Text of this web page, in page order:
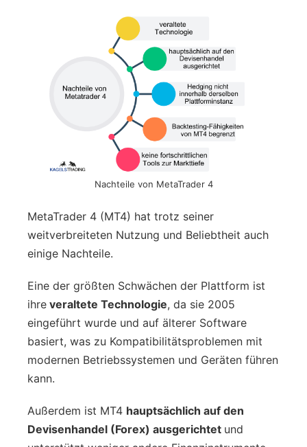
Nachteile von MetaTrader 4
MetaTrader 4 (MT4) hat trotz seiner
weitverbreiteten Nutzung und Beliebtheit auch
einige Nachteile.
Eine der größten Schwächen der Plattform ist
ihre veraltete Technologie, da sie 2005
eingeführt wurde und auf älterer Software
basiert, was zu Kompatibilitätsproblemen mit
modernen Betriebssystemen und Geräten führen
kann.
Außerdem ist MT4 hauptsächlich auf den
Devisenhandel (Forex) ausgerichtet und